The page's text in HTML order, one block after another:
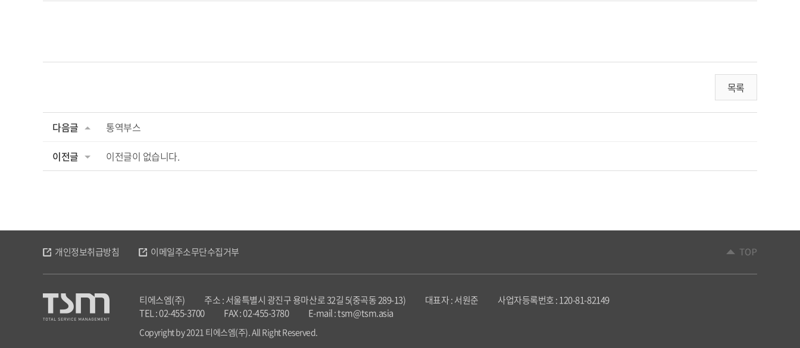
목록
다음글 통역부스
이전글 이전글이 없습니다.
개인정보취급방침 이메일주소무단수집거부
티에스엠(주) 주소 : 서울특별시 광진구 용마산로 32길 5(중곡동 289-13) 대표자 : 서원준
사업자등록번호 : 120-81-82149
TEL : 02-455-3700
FAX : 02-455-3780 E-mail : tsm@tsm.asia
Copyright by 2021 티에스엠(주). All Right Reserved.